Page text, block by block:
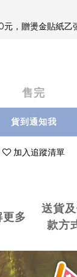
，贈燙金貼紙乙
售完
貨到通知我
加入追蹤清單
更多
送貨
款方